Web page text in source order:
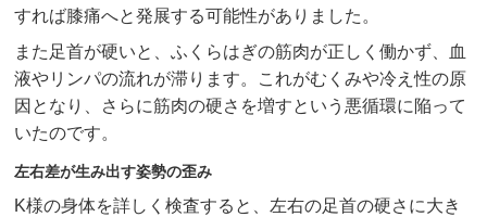
すれば膝痛へと発展する可能性がありました。
また足首が硬いと、ふくらはぎの筋肉が正しく働かず、血
液やリンパの流れが滞ります。これがむくみや冷え性の原
因となり、さらに筋肉の硬さを増すという悪循環に陥って
いたのです。
左右差が生み出す姿勢の歪み
K様の身体を詳しく検査すると、左右の足首の硬さに大き